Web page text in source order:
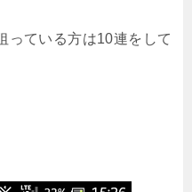
っている方は10連をして